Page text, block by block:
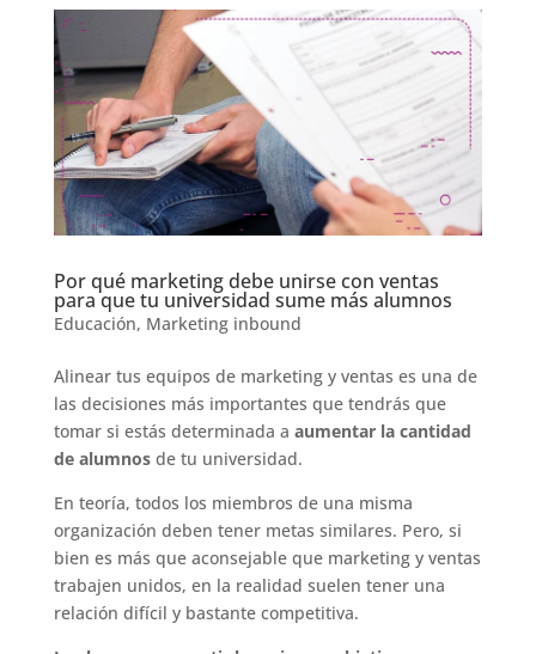
Por qué marketing debe unirse con ventas
para que tu universidad sume más alumnos
Educación, Marketing inbound
Alinear tus equipos de marketing y ventas es una de
las decisiones más importantes que tendrás que
tomar si estás determinada a aumentar la cantidad
de alumnosde tu universidad.
En teoría, todos los miembros de una misma
organización deben tener metas similares. Pero, si
bien es más que aconsejable que marketing y ventas
trabajen unidos, en la realidad suelen tener una
relación difícil y bastante competitiva.